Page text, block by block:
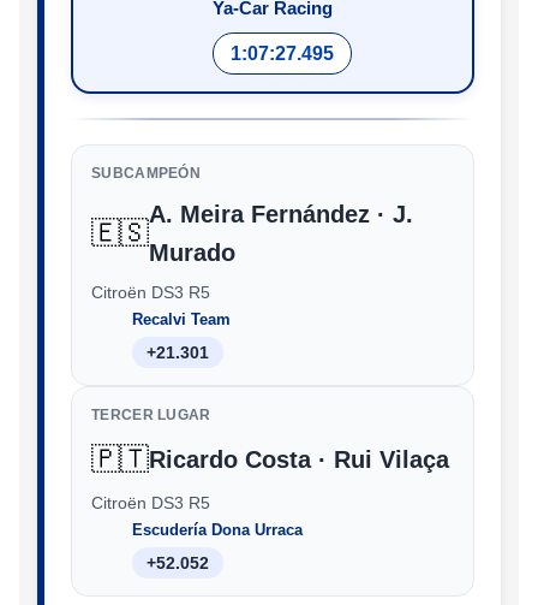
Ya-Car Racing
1:07:27.495
SUBCAMPEÓN
🇪🇸
A. Meira Fernández · J.
Murado
Citroën DS3 R5
Recalvi Team
+21.301
TERCER LUGAR
🇵🇹Ricardo Costa · Rui Vilaça
Citroën DS3 R5
Escudería Dona Urraca
+52.052